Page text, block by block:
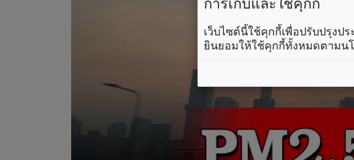
การเก็บและใช้คุกกี้
เว็บไซต์นี้ใช้คุกกี้เพื่อปรับปรุงป
ยินยอมให้ใช้คุกกี้ทั้งหมดตามน